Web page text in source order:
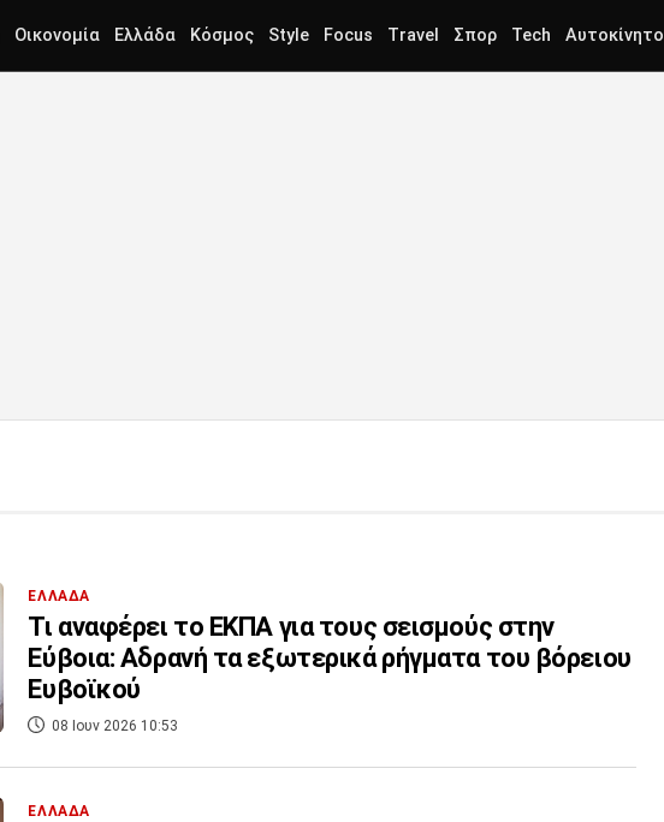
Οικονομία Ελλάδα Κόσμος Style Focus Travel Σπορ Tech Αυτοκίνητο
ΕΛΛΑΔΑ
Τι αναφέρει το ΕΚΠΑ για τους σεισμούς στην
Εύβοια: Αδρανή τα εξωτερικά ρήγματα του βόρειου
Ευβοϊκού
08 Ιουν 2026 10:53
ΕΛΛΑΔΑ